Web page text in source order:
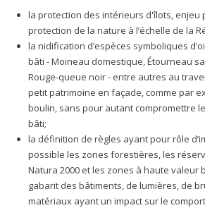
la protection des intérieurs d'îlots, enjeu
protection de la nature à l’échelle de la
la nidification d’espèces symboliques
bâti - Moineau domestique, Étourneau
Rouge-queue noir - entre autres au
petit patrimoine en façade, comme par
boulin, sans pour autant compromettre
bâti;
la définition de règles ayant pour rôle
possible les zones forestières, les
Natura 2000 et les zones à haute valeur
gabarit des bâtiments, de lumières, de
matériaux ayant un impact sur le